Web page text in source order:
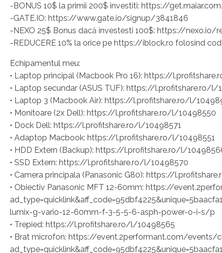
-BONUS 10$ la primii 200$ investiti: https://
-GATE.IO: https://www.gate.io/signup/3841846
-NEXO 25$ Bonus dacă investesti 100$: https://nexo.io/
-REDUCERE 10% la orice pe https://iblock.ro folosind
Echipamentul meu:
• Laptop principal (Macbook Pro 16): https://
• Laptop secundar (ASUS TUF): https://l.profitshare.ro/l/
• Laptop 3 (Macbook Air): https://l.profitshare.ro/l/
• Monitoare (2x Dell): https://l.profitshare.ro/l/10498550
• Dock Dell: https://l.profitshare.ro/l/10498571
• Adaptop Macbook: https://l.profitshare.ro/l/10498551
• HDD Extern (Backup): https://l.profitshare.ro/l/
• SSD Extern: https://l.profitshare.ro/l/10498570
• Camera principala (Panasonic G80): https://
• Obiectiv Panasonic MFT 12-60mm: https://
lumix-g-vario-12-60mm-f-3-5-5-6-asph-power-o-i-s/p
• Trepied: https://l.profitshare.ro/l/10498565
• Brat microfon: https://event.2performant.com/events/